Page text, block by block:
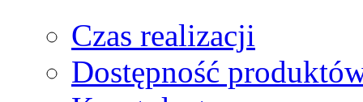
Czas realizacji
Dostępność